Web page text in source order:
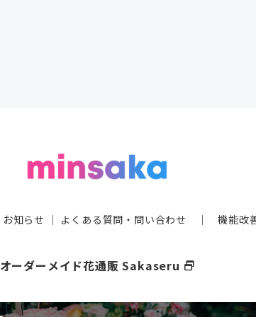
お知らせ ｜ よくある質問・問い合わせ ｜機能改
オーダーメイド花通販 Sakaseru select_window